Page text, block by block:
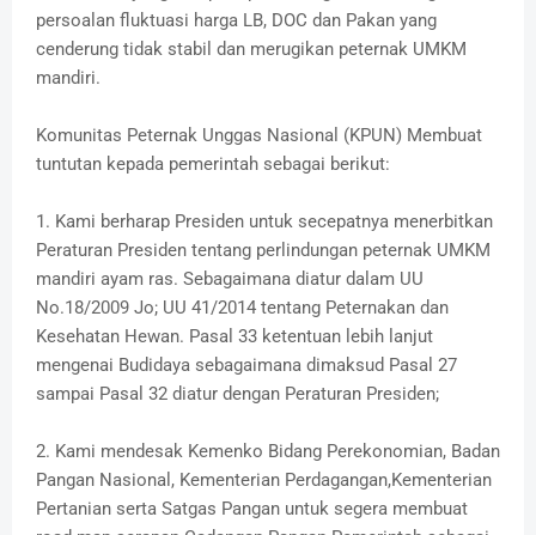
persoalan fluktuasi harga LB, DOC dan Pakan yang
cenderung tidak stabil dan merugikan peternak UMKM
mandiri.
Komunitas Peternak Unggas Nasional (KPUN) Membuat
tuntutan kepada pemerintah sebagai berikut:
1. Kami berharap Presiden untuk secepatnya menerbitkan
Peraturan Presiden tentang perlindungan peternak UMKM
mandiri ayam ras. Sebagaimana diatur dalam UU
No.18/2009 Jo; UU 41/2014 tentang Peternakan dan
Kesehatan Hewan. Pasal 33 ketentuan lebih lanjut
mengenai Budidaya sebagaimana dimaksud Pasal 27
sampai Pasal 32 diatur dengan Peraturan Presiden;
2. Kami mendesak Kemenko Bidang Perekonomian, Badan
Pangan Nasional, Kementerian Perdagangan,Kementerian
Pertanian serta Satgas Pangan untuk segera membuat